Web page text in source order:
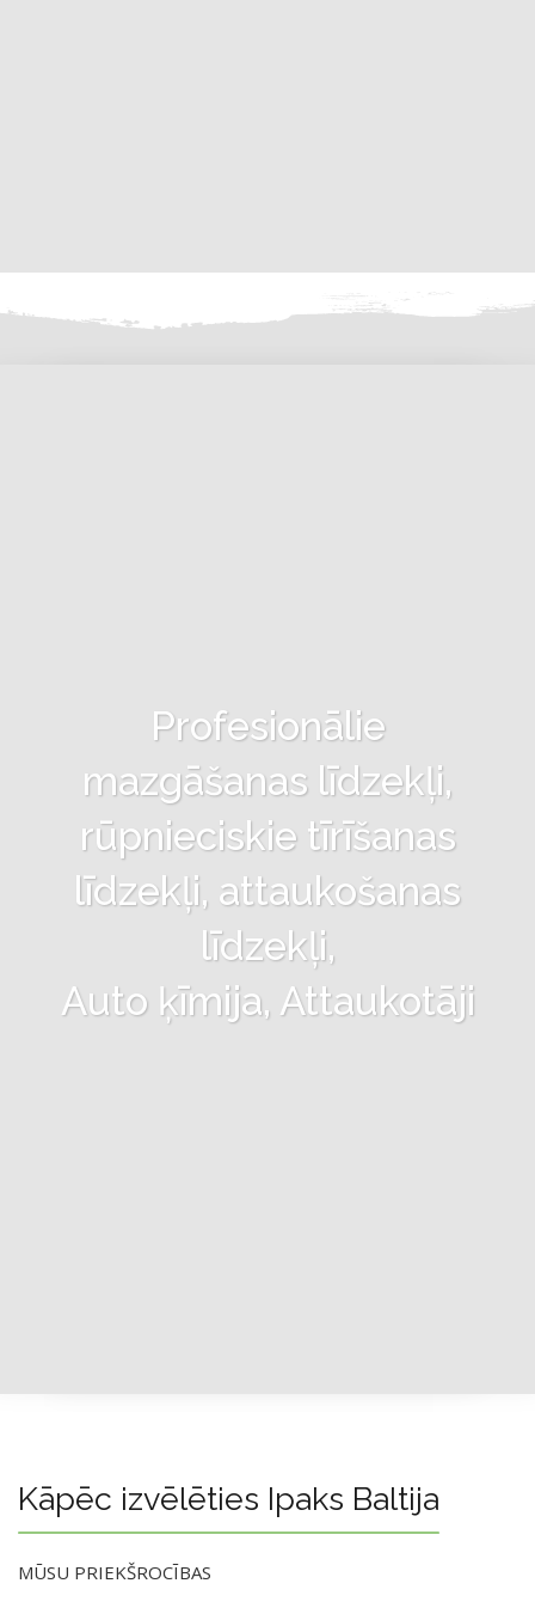
Profesionālie
mazgāšanas līdzekļi,
rūpnieciskie tīrīšanas
līdzekļi, attaukošanas
līdzekļi,
Auto ķīmija, Attaukotāji
Kāpēc izvēlēties Ipaks Baltija
MŪSU PRIEKŠROCĪBAS